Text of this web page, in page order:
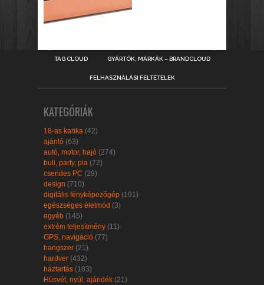
TAG CLOUD GYÁRTÓK, MÁRKÁK – BRANDCLOUD
FELHASZNÁLÁSI FELTÉTELEK
KATEGÓRIÁK
18-as karika (42)
ajánló (63)
autó, motor, hajó (274)
buli, party, pia (72)
csendes PC (29)
design (710)
digitális fényképezőgép (191)
egészséges életmód (3)
egyéb (145)
extrém teljesítmény (11)
GPS, navigáció (77)
hangszer (21)
hardver (432)
háztartás (183)
Húsvét, nyúl, ajándék (21)